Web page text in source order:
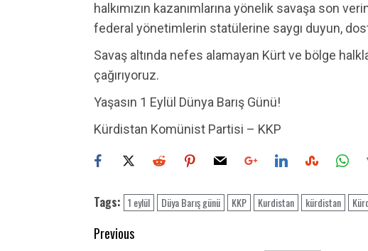
halkımızın kazanımlarına yönelik savaşa son
federal yönetimlerin statülerine saygı duyun,
Savaş altında nefes alamayan Kürt ve bölge
çağırıyoruz.
Yaşasın 1 Eylül Dünya Barış Günü!
Kürdistan Komünist Partisi – KKP
Tags: 1 eylül Düya Barış günü KKP Kurdistan kürdistan
Post
Previous